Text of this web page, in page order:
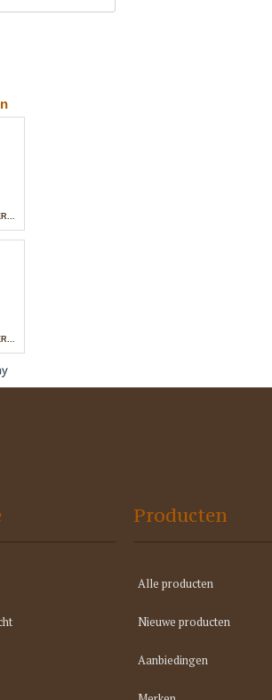
Producten
Alle producten
Nieuwe producten
Aanbiedingen